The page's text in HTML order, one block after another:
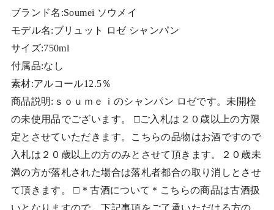
ブランド名:Soumei ソウメイ
モデル名:ブリュット ロゼ シャンパン
サイズ:750ml
付属品:なし
素材:アルコール12.5％
商品説明:ｓｏｕｍｅｉのシャンパン ロゼです。未開栓
の未使用品でございます。 □ご入札は２０歳以上の方限
定とさせていただきます。こちらの品物はお酒ですので
入札は２０歳以上の方のみとさせて頂きます。２０歳未
満の方が落札された場合は落札者都合の取り消しとさせ
て頂きます。 □＊古酒について＊こちらの商品は古酒扱
いとなりますので、下記事項をご了承いただける方の